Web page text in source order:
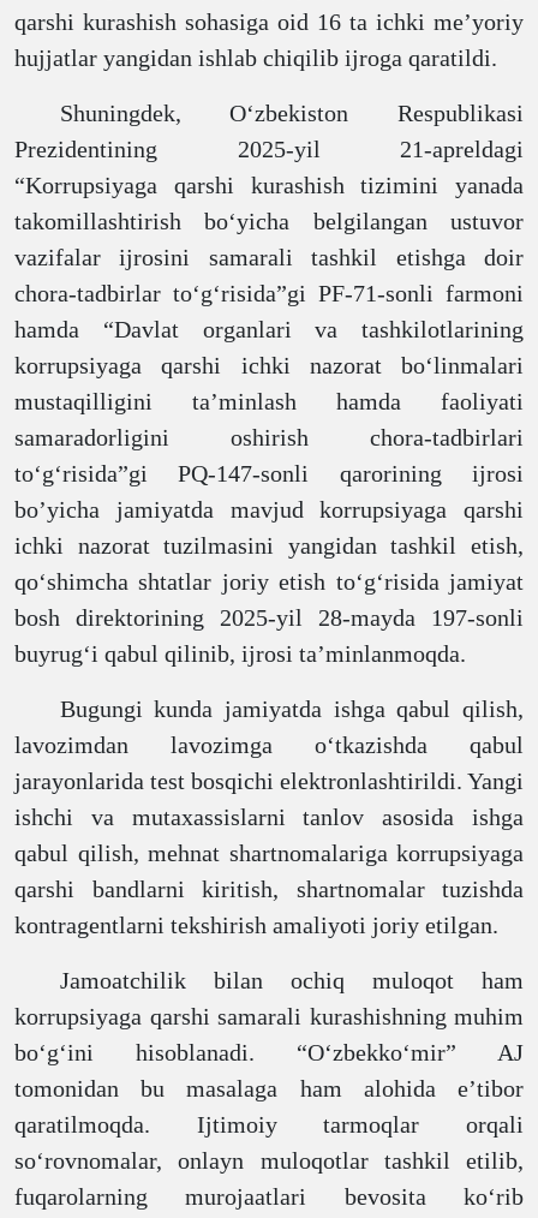
qarshi kurashish sohasiga oid 16 ta ichki me’yoriy
hujjatlar yangidan ishlab chiqilib ijroga qaratildi.
Shuningdek, O‘zbekiston Respublikasi
Prezidentining 2025-yil 21-apreldagi
“Korrupsiyaga qarshi kurashish tizimini yanada
takomillashtirish bo‘yicha belgilangan ustuvor
vazifalar ijrosini samarali tashkil etishga doir
chora-tadbirlar to‘g‘risida”gi PF-71-sonli farmoni
hamda “Davlat organlari va tashkilotlarining
korrupsiyaga qarshi ichki nazorat bo‘linmalari
mustaqilligini ta’minlash hamda faoliyati
samaradorligini oshirish chora-tadbirlari
to‘g‘risida”gi PQ-147-sonli qarorining ijrosi
bo’yicha jamiyatda mavjud korrupsiyaga qarshi
ichki nazorat tuzilmasini yangidan tashkil etish,
qo‘shimcha shtatlar joriy etish to‘g‘risida jamiyat
bosh direktorining 2025-yil 28-mayda 197-sonli
buyrug‘i qabul qilinib, ijrosi ta’minlanmoqda.
Bugungi kunda jamiyatda ishga qabul qilish,
lavozimdan lavozimga o‘tkazishda qabul
jarayonlarida test bosqichi elektronlashtirildi. Yangi
ishchi va mutaxassislarni tanlov asosida ishga
qabul qilish, mehnat shartnomalariga korrupsiyaga
qarshi bandlarni kiritish, shartnomalar tuzishda
kontragentlarni tekshirish amaliyoti joriy etilgan.
Jamoatchilik bilan ochiq muloqot ham
korrupsiyaga qarshi samarali kurashishning muhim
bo‘g‘ini hisoblanadi. “O‘zbekko‘mir” AJ
tomonidan bu masalaga ham alohida e’tibor
qaratilmoqda. Ijtimoiy tarmoqlar orqali
so‘rovnomalar, onlayn muloqotlar tashkil etilib,
fuqarolarning murojaatlari bevosita ko‘rib